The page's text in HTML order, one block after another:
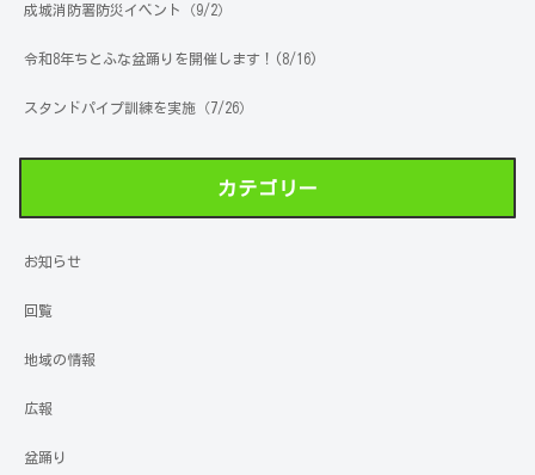
成城消防署防災イベント（9/2）
令和8年ちとふな盆踊りを開催します！(8/16)
スタンドパイプ訓練を実施（7/26）
カテゴリー
お知らせ
回覧
地域の情報
広報
盆踊り